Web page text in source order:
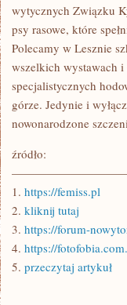
wytycznych Związku
psy rasowe, które
Polecamy w Lesznie
wszelkich wystawach
specjalistycznych
górze. Jedynie i
nowonarodzone
źródło:
1. https://femiss.pl
2. kliknij tutaj
3. https://forum-
4. https://
5. przeczytaj artykuł